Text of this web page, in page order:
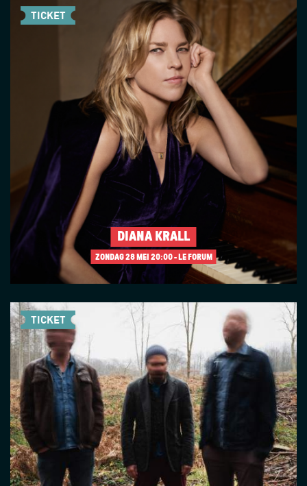
DIANA KRALL
ZONDAG 28 MEI 20:00 - LE FORUM
TICKET
TICKET